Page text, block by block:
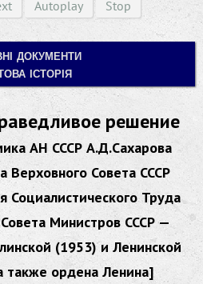
Autoplay Stop
документи
історія
решение
АН СССР А.Д.Сахарова
Верховного Совета СССР
Социалистического Труда
Министров СССР —
(1953) и Ленинской
также ордена Ленина]